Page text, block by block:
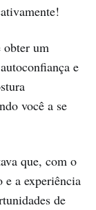
obter um
e
você a se
que, com o
e a experiência
de